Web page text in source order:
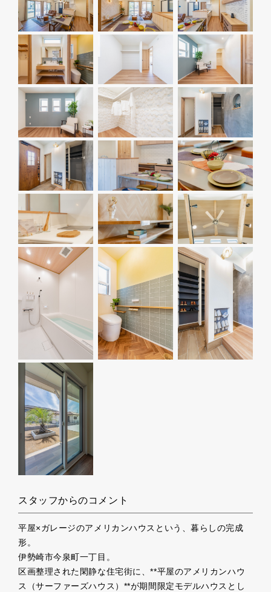
スタッフからのコメント
平屋×ガレージのアメリカンハウスという、暮らしの完成
形。
伊勢崎市今泉町一丁目。
区画整理された閑静な住宅街に、**平屋のアメリカンハウ
ス（サーファーズハウス）**が期間限定モデルハウスとし